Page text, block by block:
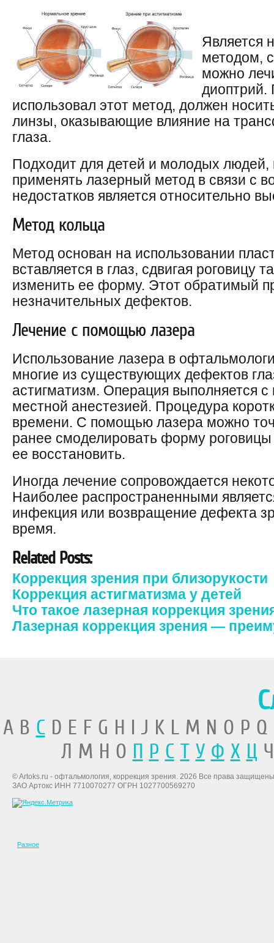
Является
методом,
можно
диоптрий.
использовал этот метод, должен
линзы, оказывающие влияние на
глаза.
Подходит для детей и молодых людей,
применять лазерный метод в связи с
недостатков является относительно
Метод кольца
Метод основан на использовании
вставляется в глаз, сдвигая роговицу
изменить ее форму. Этот обратимый
незначительных дефектов.
Лечение с помощью лазера
Использование лазера в
многие из существующих дефектов
астигматизм. Операция выполняется
местной анестезией. Процедура
времени. С помощью лазера можно
ранее смоделировать форму
ее восстановить.
Иногда лечение сопровождается
Наиболее распространенными
инфекция или возвращение дефекта
время.
Related Posts:
Коррекция зрения при близорукости
Коррекция астигматизма у детей
Что такое лазерная коррекция
Лазерная коррекция зрения —
A B CD E F G H I J K L M N O P
Л М Н О П Р С Т У Ф Х Ц
© Artoks.ru - офтальмология, коррекция зрения. 2026 Все права
ЗАО Артокс ИНН 7710070277 ОГРН 1027700569270
Разное